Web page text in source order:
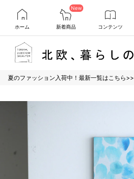
ホーム
New
新着商品 コンテンツ
夏のファッション入荷中！最新一覧はこちら>>